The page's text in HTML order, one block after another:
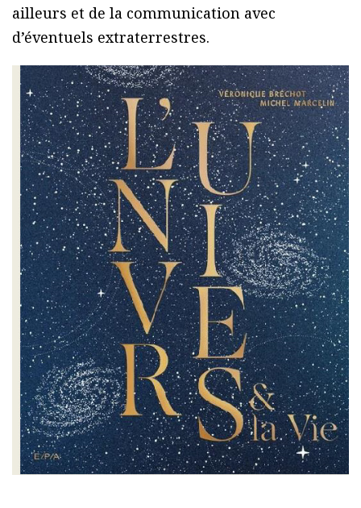
ailleurs et de la communication avec
d’éventuels extraterrestres.